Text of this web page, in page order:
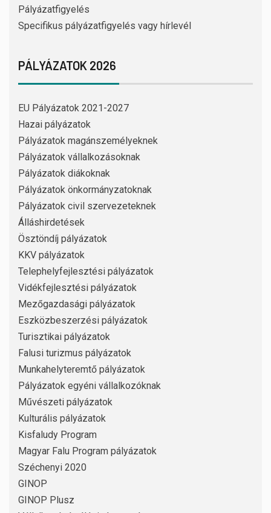
Pályázatfigyelés
Specifikus pályázatfigyelés vagy hírlevél
PÁLYÁZATOK 2026
EU Pályázatok 2021-2027
Hazai pályázatok
Pályázatok magánszemélyeknek
Pályázatok vállalkozásoknak
Pályázatok diákoknak
Pályázatok önkormányzatoknak
Pályázatok civil szervezeteknek
Álláshirdetések
Ösztöndíj pályázatok
KKV pályázatok
Telephelyfejlesztési pályázatok
Vidékfejlesztési pályázatok
Mezőgazdasági pályázatok
Eszközbeszerzési pályázatok
Turisztikai pályázatok
Falusi turizmus pályázatok
Munkahelyteremtő pályázatok
Pályázatok egyéni vállalkozóknak
Művészeti pályázatok
Kulturális pályázatok
Kisfaludy Program
Magyar Falu Program pályázatok
Széchenyi 2020
GINOP
GINOP Plusz